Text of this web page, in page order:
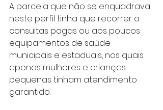
A parcela que não se enquadrava
neste perfil tinha que recorrer a
consultas pagas ou aos poucos
equipamentos de saúde
municipais e estaduais, nos quais
apenas mulheres e crianças
pequenas tinham atendimento
garantido.